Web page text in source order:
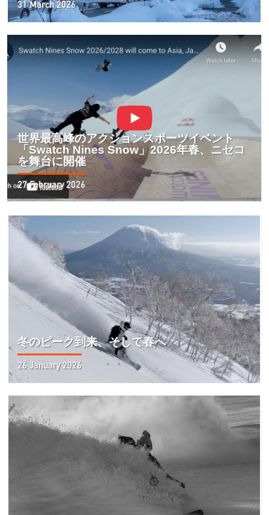
31 March 2026
世界最高峰のアクションスポーツイベント
「Swatch Nines Snow」2026年春、ニセコ
を舞台に開催
27 February 2026
冬のピーク到来、そして春へ
26 January 2026